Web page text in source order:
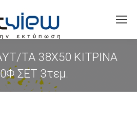
Search:
ΤΑ 38Χ50 ΚΙΤΡΙΝΑ
ΣΕΤ 3τεμ.
You are here: